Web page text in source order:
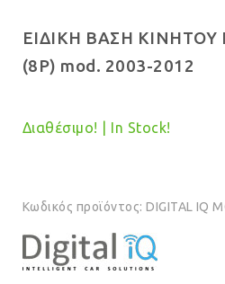
was:
€29.00.
τιμή
είναι:
ΕΙΔΙΚΗ ΒΑΣΗ ΚΙΝΗΤΟΥ
(8P) mod. 2003-2012
Διαθέσιμο! | In Stock!
Κωδικός προϊόντος:DIGITAL IQ